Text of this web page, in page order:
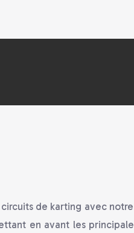
de karting avec notre
en avant les